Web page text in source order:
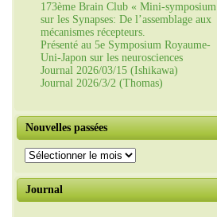
173ème Brain Club « Mini-symposium
sur les Synapses: De l’assemblage aux
mécanismes récepteurs.
Présenté au 5e Symposium Royaume-
Uni-Japon sur les neurosciences
Journal 2026/03/15 (Ishikawa)
Journal 2026/3/2 (Thomas)
Nouvelles passées
Nouvelles
passées
Journal